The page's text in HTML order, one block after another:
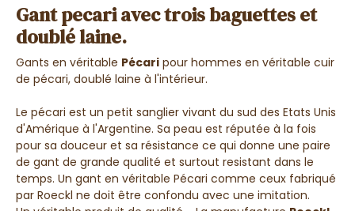
Gant pecari avec trois baguettes et
doublé laine.
Gants en véritable Pécari pour hommes en véritable cuir
de pécari, doublé laine à l'intérieur.
Le pécari est un petit sanglier vivant du sud des Etats Unis
d'Amérique à l'Argentine. Sa peau est réputée à la fois
pour sa douceur et sa résistance ce qui donne une paire
de gant de grande qualité et surtout resistant dans le
temps. Un gant en véritable Pécari comme ceux fabriqué
par Roeckl ne doit être confondu avec une imitation.